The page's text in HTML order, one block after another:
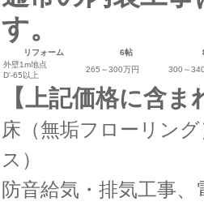
す。
リフォーム 6帖
外壁1m地点
D'-65以上
265～300万円 300～
【上記価格に含ま
床（無垢フローリン
ス）
防音給気・排気工事、